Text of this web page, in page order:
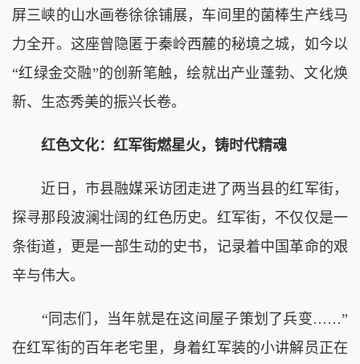
屏三峡的山水画卷徐徐铺展，车间里的菌棒生产线马
力全开。这座曾隐匿于秦岭西麓的秘境之城，如今以
“红绿金交融”的创新笔触，绘就出产业蓬勃、文化焕
新、生态秀美的振兴长卷。
红色文化：红军街燃星火，铸时代精魂
近日，市县融媒采访团走进了两当县的红军街，
探寻那段波澜壮阔的红色历史。红军街，不仅仅是一
条街道，更是一部生动的史书，记录着中国革命的艰
辛与伟大。
“同志们，当年就是在这间屋子策划了兵变……”
在红军街的百年老宅里，身着红军装的小讲解员正在